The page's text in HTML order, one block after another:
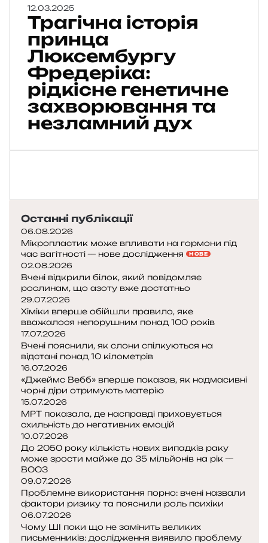
р
а
і
ч
н
с
т
н
ц
а
Л
к
с
е
м
б
у
р
г
у
Ф
р
е
д
е
р
і
к
а
:
р
і
12.03.2025
Трагічна історія
принца
Люксембургу
Фредеріка:
рідкісне генетичне
захворювання та
незламний дух
Останні публікації
06.08.2026
Мікропластик може впливати на гормони під
час вагітності — нове дослідження
НОВЕ
02.08.2026
Вчені відкрили білок, який повідомляє
рослинам, що азоту вже достатньо
29.07.2026
Хіміки вперше обійшли правило, яке
вважалося непорушним понад 100 років
17.07.2026
Вчені пояснили, як слони спілкуються на
відстані понад 10 кілометрів
16.07.2026
«Джеймс Вебб» вперше показав, як надмасивні
чорні діри отримують матерію
15.07.2026
МРТ показала, де насправді приховується
схильність до негативних емоцій
10.07.2026
До 2050 року кількість нових випадків раку
може зрости майже до 35 мільйонів на рік —
ВООЗ
09.07.2026
Проблемне використання порно: вчені назвали
фактори ризику та пояснили роль психіки
06.07.2026
Чому ШІ поки що не замінить великих
письменників: дослідження виявило проблему